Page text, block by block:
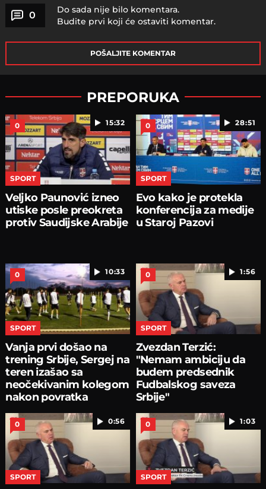
0
Do sada nije bilo komentara.
Budite prvi koji će ostaviti komentar.
POŠALJITE KOMENTAR
PREPORUKA
15:32
0
SPORT
Veljko Paunović izneo
utiske posle preokreta
protiv Saudijske Arabije
28:51
0
SPORT
Evo kako je protekla
konferencija za medije
u Staroj Pazovi
10:33
0
SPORT
Vanja prvi došao na
trening Srbije, Sergej na
teren izašao sa
neočekivanim kolegom
nakon povratka
1:56
0
SPORT
Zvezdan Terzić:
"Nemam ambiciju da
budem predsednik
Fudbalskog saveza
Srbije"
0:56
0
SPORT
1:03
0
SPORT